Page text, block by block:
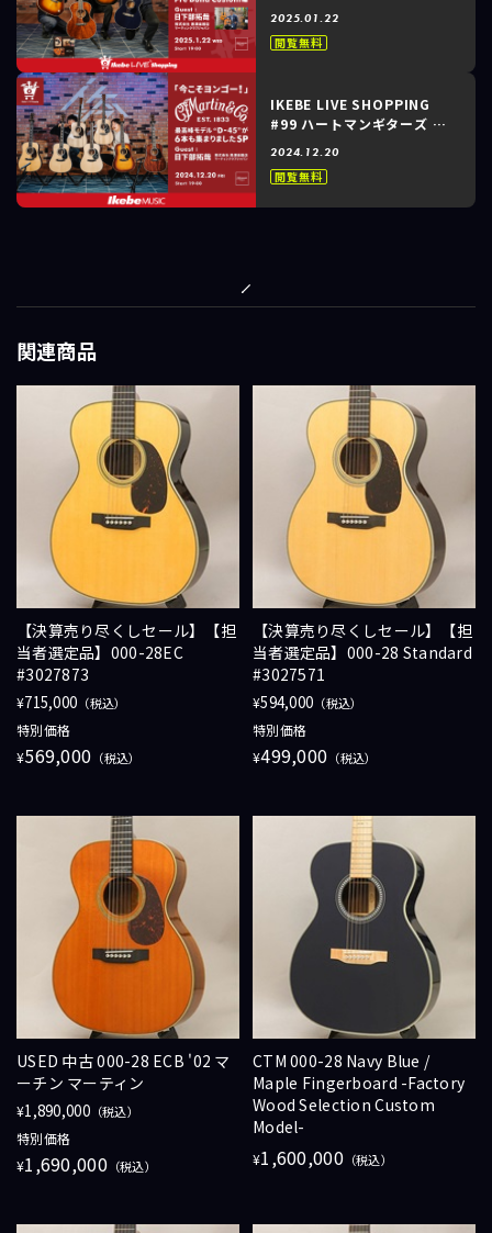
関連商品
【決算売り尽くしセール】【担
当者選定品】000-28EC
#3027873
¥715,000 （税込）
特別価格
¥569,000 （税込）
【決算売り尽くしセール】【担
当者選定品】000-28 Standard
#3027571
¥594,000 （税込）
特別価格
¥499,000 （税込）
USED 中古 000-28 ECB '02 マ
ーチン マーティン
¥1,890,000（税込）
特別価格
¥1,690,000（税込）
CTM 000-28 Navy Blue /
Maple Fingerboard -Factory
Wood Selection Custom
Model-
¥1,600,000（税込）
品“Pre Build Custom”編
2025.01.22
閲覧無料
IKEBE LIVE SHOPPING
#99 ハートマンギターズ ～
Martin Guitar｜「今こそ
ル“D-45”が6本も集まりま
したSP～
2024.12.20
閲覧無料